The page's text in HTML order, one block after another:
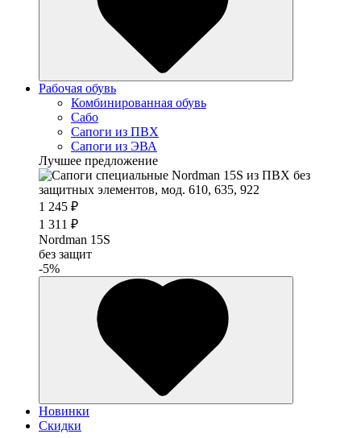
Рабочая обувь
Комбинированная обувь
Сабо
Сапоги из ПВХ
Сапоги из ЭВА
Лучшее предложение
1 245 ₽
1 311 ₽
Nordman 15S
без защит
-5%
Новинки
Скидки